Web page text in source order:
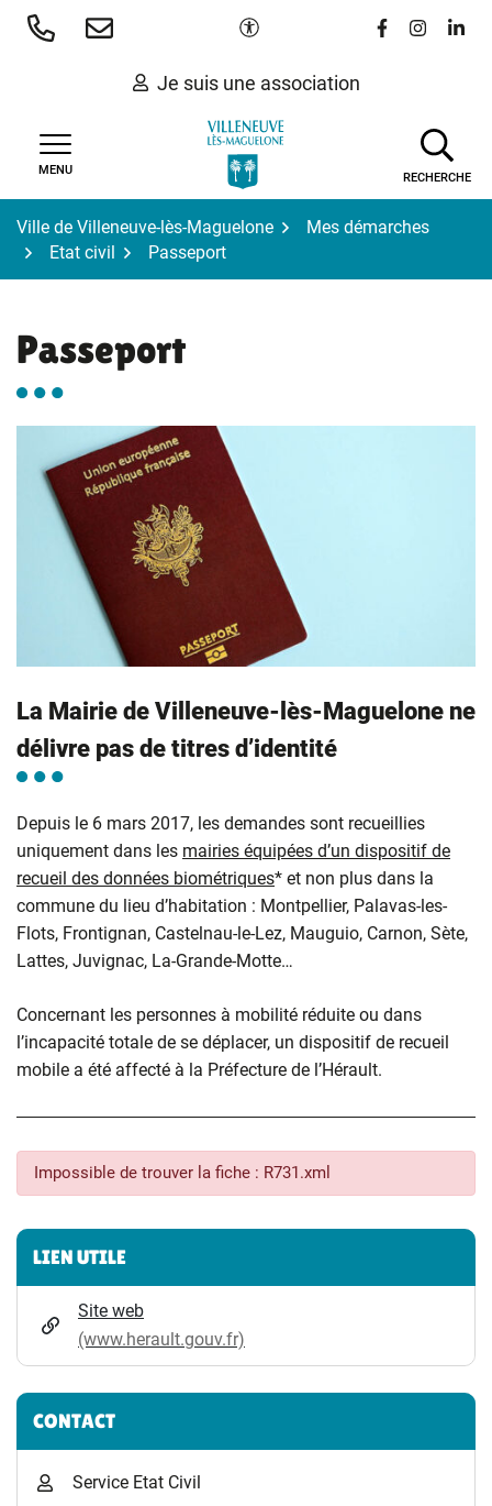
Aller
Paramètres d'accessibilité
Lien vers le
Lien vers
Lien
Je suis une association
MENU
RECHERCHE
Ville de Villeneuve-lès-Maguelone
Mes démarches
Etat civil
Passeport
Passeport
La Mairie de Villeneuve-lès-Maguelone ne
délivre pas de titres d’identité
Depuis le 6 mars 2017, les demandes sont recueillies
uniquement dans les mairies équipées d’un dispositif de
recueil des données biométriques* et non plus dans la
commune du lieu d’habitation : Montpellier, Palavas-les-
Flots, Frontignan, Castelnau-le-Lez, Mauguio, Carnon, Sète,
Lattes, Juvignac, La-Grande-Motte…
Concernant les personnes à mobilité réduite ou dans
l’incapacité totale de se déplacer, un dispositif de recueil
mobile a été affecté à la Préfecture de l’Hérault.
Impossible de trouver la fiche : R731.xml
Informations complémentaires
LIEN UTILE
Site web
(www.herault.gouv.fr)
CONTACT
Service Etat Civil